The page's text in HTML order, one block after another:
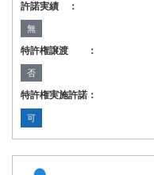
許諾実績 ：
無
特許権譲渡 ：
否
特許権実施許諾：
可